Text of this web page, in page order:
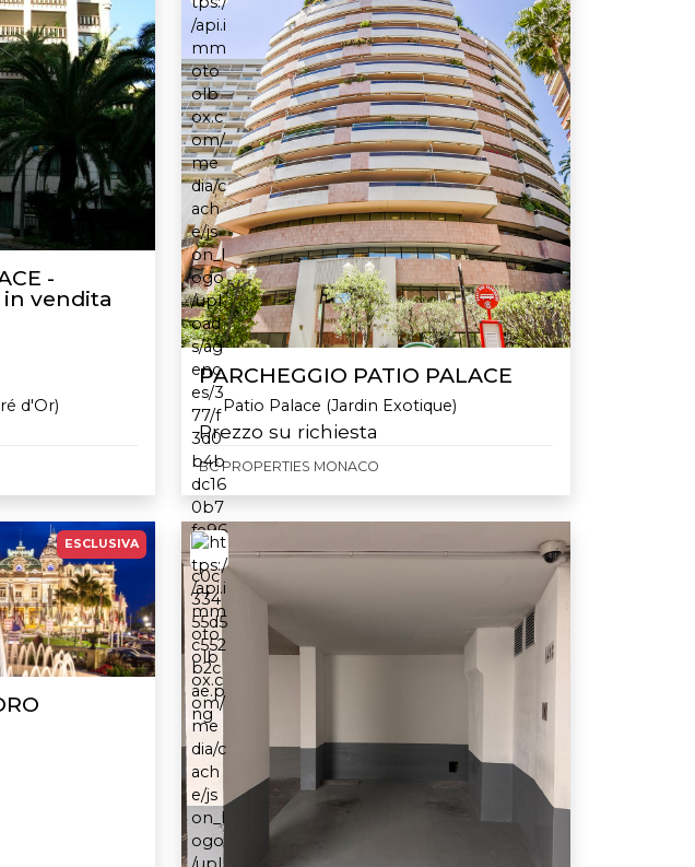
-
vendita
d'Or)
PARCHEGGIO PATIO PALACE
Patio Palace (Jardin Exotique)
Prezzo su richiesta
BC PROPERTIES MONACO
ESCLUSIVA